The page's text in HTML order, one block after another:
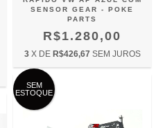
SENSOR GEAR - POKE
PARTS
R$1.280,00
3 X DE R$426,67 SEM JUROS
SEM
ESTOQUE